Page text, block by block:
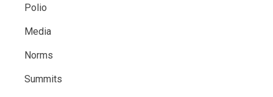
Polio
Media
Norms
Summits